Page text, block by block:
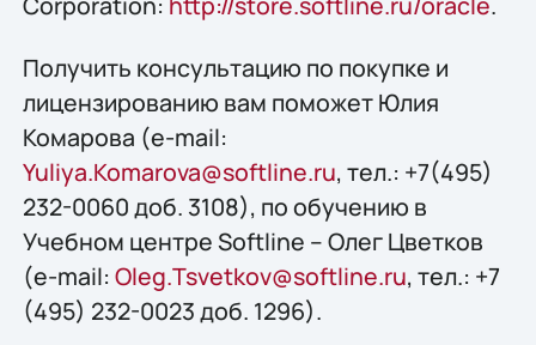
Получить консультацию по покупке и
лицензированию вам поможет Юлия
Комарова (e-mail:
Yuliya.Komarova@softline.ru, тел.: +7(495)
232-0060 доб. 3108), по обучению в
Учебном центре Softline – Олег Цветков
(e-mail: Oleg.Tsvetkov@softline.ru, тел.: +7
(495) 232-0023 доб. 1296).